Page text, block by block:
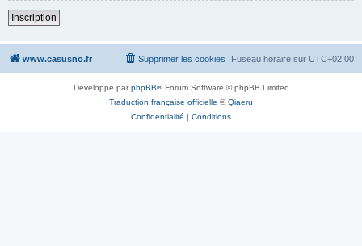
Inscription
www.casusno.fr Fuseau horaire sur UTC+02:00
Supprimer les cookies
Développé parphpBB® Forum Software © phpBB Limited
Traduction française officielle ©Qiaeru
Confidentialité | Conditions